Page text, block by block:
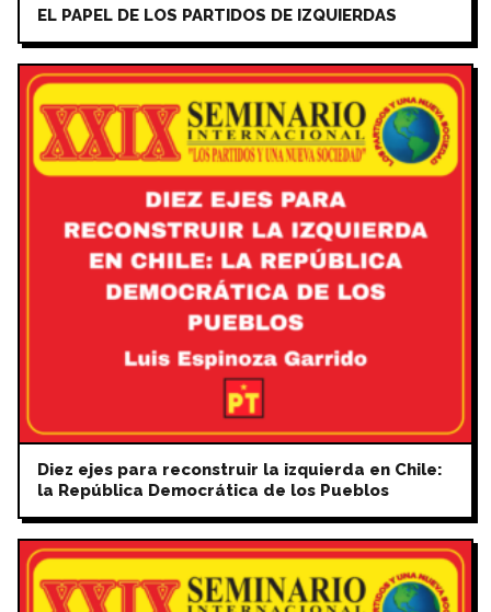
EL PAPEL DE LOS PARTIDOS DE IZQUIERDAS
Diez ejes para reconstruir la izquierda en Chile:
la República Democrática de los Pueblos